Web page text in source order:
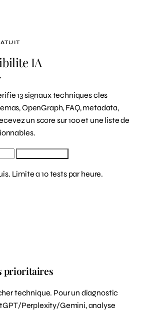
IA
13 signaux techniques cles
OpenGraph, FAQ, metadata,
un score sur 100 et une liste de
Limite a 10 tests par heure.
prioritaires
technique. Pour un diagnostic
Perplexity/Gemini, analyse